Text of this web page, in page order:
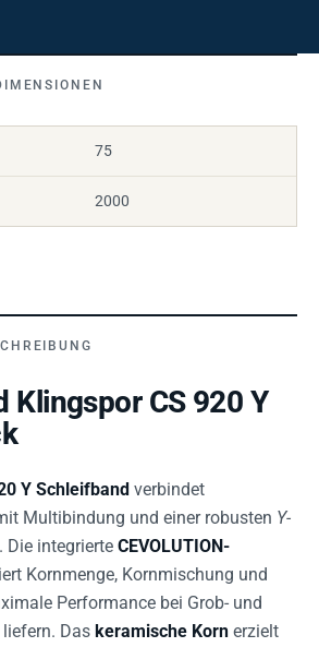
75
2000
Klingspor CS 920 Y
Y Schleifband verbindet
Multibindung und einer robusten Y-
. Die integrierte CEVOLUTION-
Kornmenge, Kornmischung und
Performance bei Grob- und
Das keramische Korn erzielt